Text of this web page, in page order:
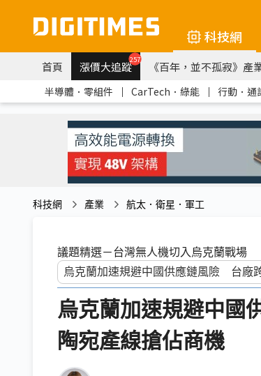
科技網
首頁 漲價大追蹤257 《百年，並不孤寂》產
半導體．零組件 ｜ CarTech．綠能 ｜ 行動．通
科技網 產業 航太．衛星．軍工
議題精選－台灣無人機切入烏克蘭戰場
烏克蘭加速規避中國
陶宛產線搶佔商機